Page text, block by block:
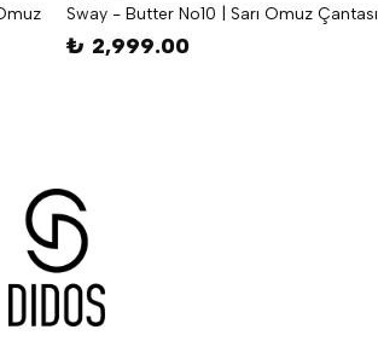
Sway - Butter No10 | Sarı Omuz Çantası
₺ 2,999.00